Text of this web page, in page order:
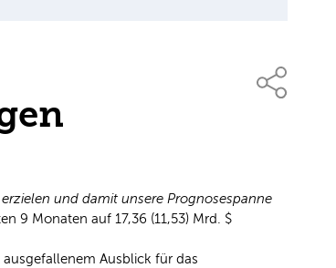
und damit unsere Prognosespanne
9 Monaten auf 17,36 (11,53) Mrd. $
Ausblick für das